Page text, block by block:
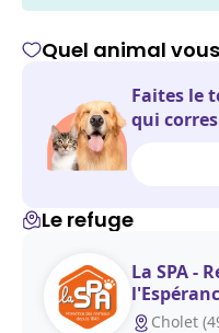
Quel animal
Faites le
qui
Le refuge
La SPA -
Cholet